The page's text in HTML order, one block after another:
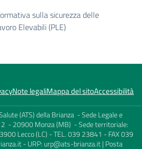
sulla sicurezza delle
Elevabili (PLE)
Note legaliMappa del sitoAccessibilità
(ATS) della Brianza - Sede Legale e
- 20900 Monza (MB) - Sede territoriale:
Lecco (LC) - TEL. 039 23841 - FAX 039
- URP: urp@ats-brianza.it| Posta